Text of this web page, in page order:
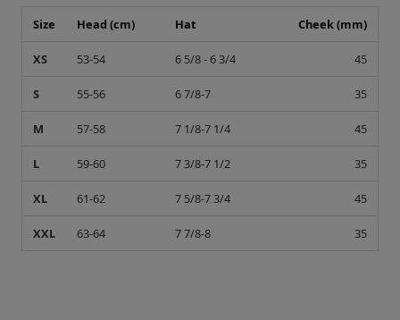
Size Head (cm) Hat Cheek (mm)
XS 53-54 6 5/8 - 6 3/4 45
S 55-56 6 7/8-7 35
M 57-58 7 1/8-7 1/4 45
L 59-60 7 3/8-7 1/2 35
XL 61-62 7 5/8-7 3/4 45
XXL 63-64 7 7/8-8 35